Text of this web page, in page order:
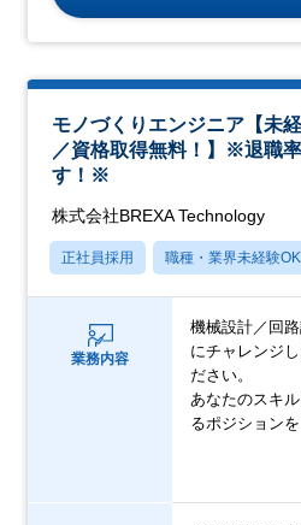
モノづくりエンジニア【未
／資格取得無料！】※退職
す！※
株式会社BREXA Technology
正社員採用 職種・業界未経験OK
業務内容
機械設計／回
にチャレンジ
ださい。
あなたのスキ
るポジション